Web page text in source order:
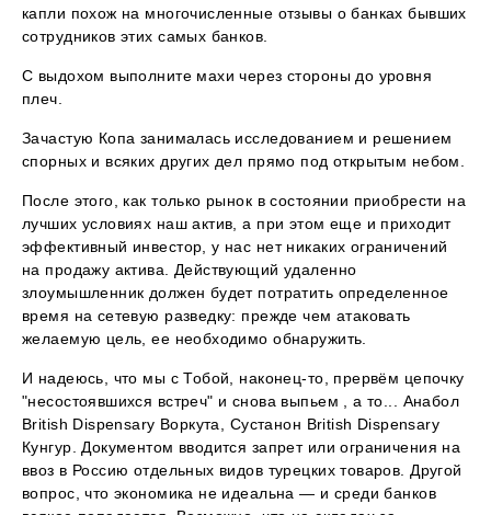
капли похож на многочисленные отзывы о банках бывших
сотрудников этих самых банков.
С выдохом выполните махи через стороны до уровня
плеч.
Зачастую Копа занималась исследованием и решением
спорных и всяких других дел прямо под открытым небом.
После этого, как только рынок в состоянии приобрести на
лучших условиях наш актив, а при этом еще и приходит
эффективный инвестор, у нас нет никаких ограничений
на продажу актива. Действующий удаленно
злоумышленник должен будет потратить определенное
время на сетевую разведку: прежде чем атаковать
желаемую цель, ее необходимо обнаружить.
И надеюсь, что мы с Тобой, наконец-то, прервём цепочку
"несостоявшихся встреч" и снова выпьем , а то... Анабол
British Dispensary Воркута, Сустанон British Dispensary
Кунгур. Документом вводится запрет или ограничения на
ввоз в Россию отдельных видов турецких товаров. Другой
вопрос, что экономика не идеальна — и среди банков